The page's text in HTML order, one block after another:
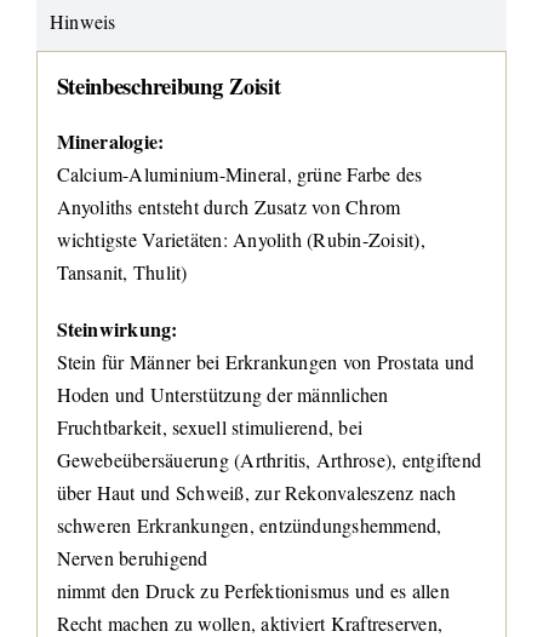
Hinweis
SteinbeschreibungZoisit
Mineralogie:
Calcium-Aluminium-Mineral, grüne Farbe des
Anyoliths entsteht durch Zusatz von Chrom
wichtigste Varietäten: Anyolith (Rubin-Zoisit),
Tansanit, Thulit)
Steinwirkung:
Stein für Männer bei Erkrankungen von Prostata und
Hoden und Unterstützung der männlichen
Fruchtbarkeit, sexuell stimulierend, bei
Gewebeübersäuerung (Arthritis, Arthrose), entgiftend
über Haut und Schweiß, zur Rekonvaleszenz nach
schweren Erkrankungen, entzündungshemmend,
Nerven beruhigend
nimmt den Druck zu Perfektionismus und es allen
Recht machen zu wollen, aktiviert Kraftreserven,